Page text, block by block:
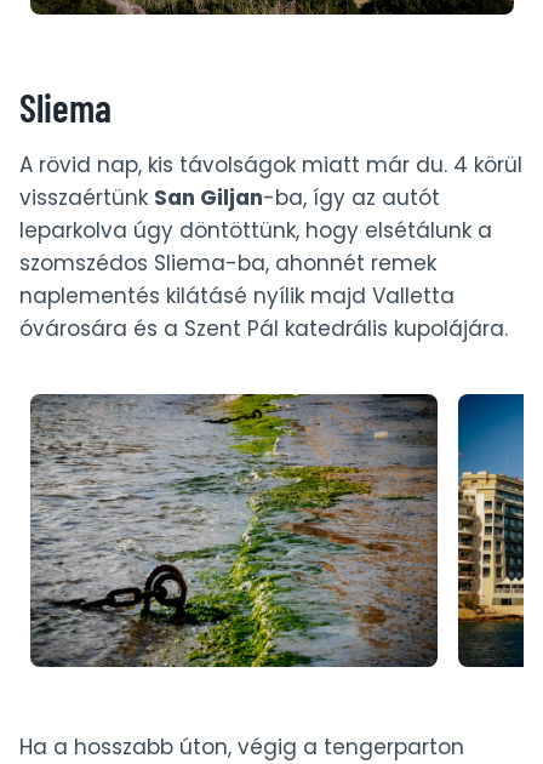
Sliema
A rövid nap, kis távolságok miatt már du. 4 körül
visszaértünk San Giljan-ba, így az autót
leparkolva úgy döntöttünk, hogy elsétálunk a
szomszédos Sliema-ba, ahonnét remek
naplementés kilátásé nyílik majd Valletta
óvárosára és a Szent Pál katedrális kupolájára.
Ha a hosszabb úton, végig a tengerparton